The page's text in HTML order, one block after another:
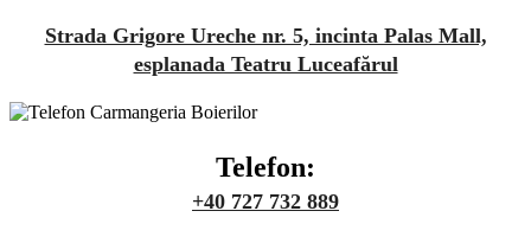
Strada Grigore Ureche nr. 5, incinta Palas Mall,
esplanada Teatru Luceafărul
Telefon:
+40 727 732 889